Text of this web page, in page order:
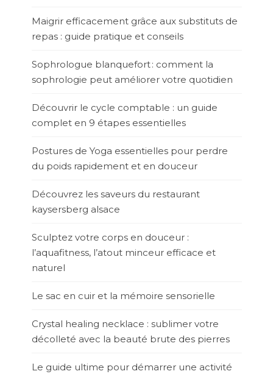
Maigrir efficacement grâce aux substituts de
repas : guide pratique et conseils
Sophrologue blanquefort : comment la
sophrologie peut améliorer votre quotidien
Découvrir le cycle comptable : un guide
complet en 9 étapes essentielles
Postures de Yoga essentielles pour perdre
du poids rapidement et en douceur
Découvrez les saveurs du restaurant
kaysersberg alsace
Sculptez votre corps en douceur :
l’aquafitness, l’atout minceur efficace et
naturel
Le sac en cuir et la mémoire sensorielle
Crystal healing necklace : sublimer votre
décolleté avec la beauté brute des pierres
Le guide ultime pour démarrer une activité